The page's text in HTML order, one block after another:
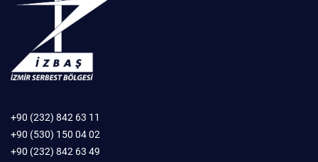
+90 (232) 842 63 11
+90 (530) 150 04 02
+90 (232) 842 63 49